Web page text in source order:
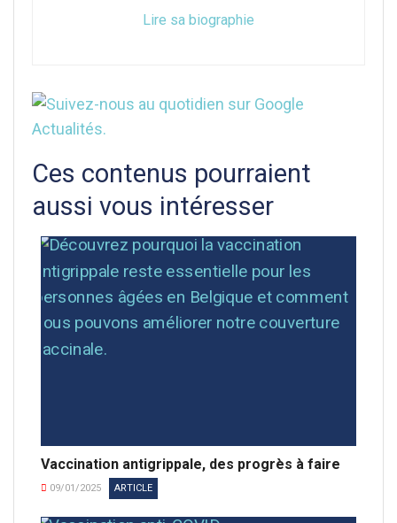
Lire sa biographie
Ces contenus pourraient
aussi vous intéresser
Vaccination antigrippale, des progrès à faire
09/01/2025 ARTICLE